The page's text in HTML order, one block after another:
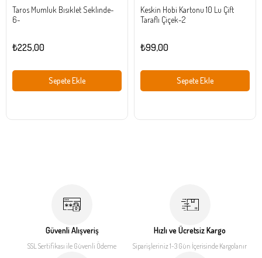
Taros Mumluk Bısıklet Seklınde-
6-
₺225,00
Sepete Ekle
Keskin Hobi Kartonu 10 Lu Çift
Taraflı Çiçek-2
₺99,00
Sepete Ekle
Güvenli Alışveriş
SSL Sertifikası ile Güvenli Ödeme
Hızlı ve Ücretsiz Kargo
Siparişleriniz 1-3 Gün İçerisinde Kargolanır